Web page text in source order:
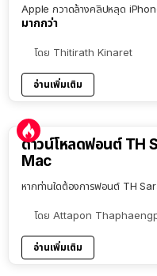
Apple กวาดล้างคลิปหลุด
มากกว่า
โดย Thitirath Kinaret
อ่านเพิ่มเติม
ดาวน์โหลดฟอนต์ TH
Mac
หากท่านใดต้องการฟอนต์ TH
โดย Attapon
อ่านเพิ่มเติม